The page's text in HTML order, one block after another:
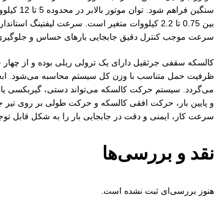
سنگین
سرعت موجب کنترل دقیق جابجایی بارهای حساس و
کالسکه سقفی جرثقیل دارای یک ترولی ریلی بوده و از
ظرفیت حمل متناسب با وزن کل سیستم محاسبه می‌شود.
و پایین بار، حرکت افقی کالسکه و حرکت طولی بر روی
سرعت کار، ایمنی و دقت در جابجایی بار را به شکل قابل
نقد و بررسی‌ها
هنوز بررسی‌ای ثبت نشده است.